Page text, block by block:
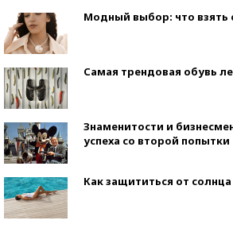
Модный выбор: что взять
Самая трендовая обувь
Знаменитости и
успеха со второй попытки
Как защититься от